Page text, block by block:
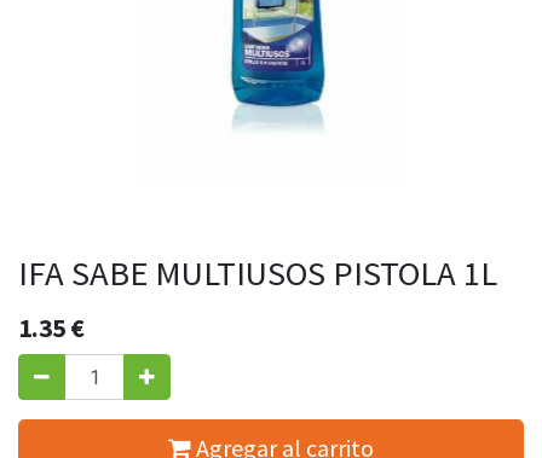
IFA SABE MULTIUSOS PISTOLA 1L
1.35€
Agregar al carrito